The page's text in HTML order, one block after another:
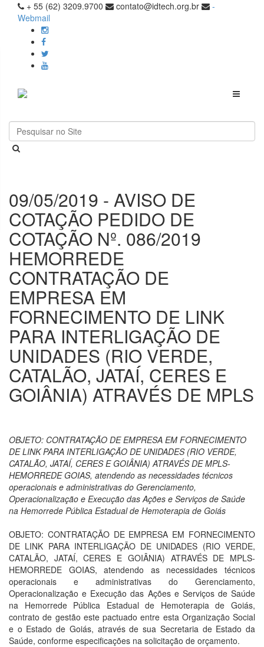
+ 55 (62) 3209.9700 contato@idtech.org.br
-
Webmail
Toggle
09/05/2019 - AVISO DE
COTAÇÃO PEDIDO DE
COTAÇÃO Nº. 086/2019
HEMORREDE
CONTRATAÇÃO DE
EMPRESA EM
FORNECIMENTO DE LINK
PARA INTERLIGAÇÃO DE
UNIDADES (RIO VERDE,
CATALÃO, JATAÍ, CERES E
GOIÂNIA) ATRAVÉS DE MPLS
OBJETO: CONTRATAÇÃO DE EMPRESA EM FORNECIMENTO
DE LINK PARA INTERLIGAÇÃO DE UNIDADES (RIO VERDE,
CATALÃO, JATAÍ, CERES E GOIÂNIA) ATRAVÉS DE MPLS-
HEMORREDE GOIAS, atendendo as necessidades técnicos
operacionais e administrativas do Gerenciamento,
Operacionalização e Execução das Ações e Serviços de Saúde
na Hemorrede Pública Estadual de Hemoterapia de Goiás
OBJETO: CONTRATAÇÃO DE EMPRESA EM FORNECIMENTO
DE LINK PARA INTERLIGAÇÃO DE UNIDADES (RIO VERDE,
CATALÃO, JATAÍ, CERES E GOIÂNIA) ATRAVÉS DE MPLS-
HEMORREDE GOIAS, atendendo as necessidades técnicos
operacionais e administrativas do Gerenciamento,
Operacionalização e Execução das Ações e Serviços de Saúde
na Hemorrede Pública Estadual de Hemoterapia de Goiás,
contrato de gestão este pactuado entre esta Organização Social
e o Estado de Goiás, através de sua Secretaria de Estado da
Saúde, conforme especificações na solicitação de orçamento.